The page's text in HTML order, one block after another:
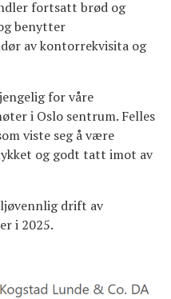
fortsatt brød og
benytter
av kontorrekvisita og
for våre
i Oslo sentrum. Felles
viste seg å være
og godt tatt imot av
drift av
i 2025.